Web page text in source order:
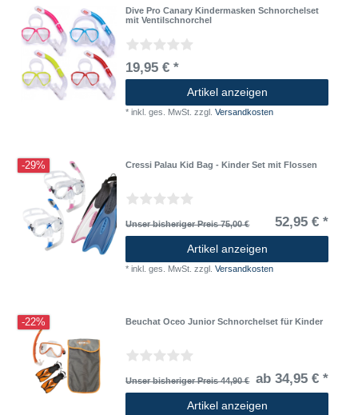
Dive Pro Canary Kindermasken Schnorchelset
mit Ventilschnorchel
19,95 € *
Artikel anzeigen
*inkl. ges. MwSt. zzgl.Versandkosten
-29% Cressi Palau Kid Bag - Kinder Set mit Flossen
Unser bisheriger Preis 75,00 € 52,95 € *
Artikel anzeigen
*inkl. ges. MwSt. zzgl.Versandkosten
-22% Beuchat Oceo Junior Schnorchelset für Kinder
Unser bisheriger Preis 44,90 € ab 34,95 € *
Artikel anzeigen